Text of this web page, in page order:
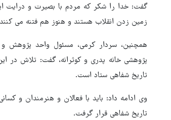
زمین زدن انقلاب هستند و هنوز هم فتنه می
همچنین، سردار کرمی، مسئول واحد پژوهش و
پژوهشی خانه پدری و کوثرانه، گفت: تلاش در
تاریخ شفاهی ستاد است.
وی ادامه داد: باید با فعالان و هنرمندان و
تاریخ شفاهی قرار گرفت.